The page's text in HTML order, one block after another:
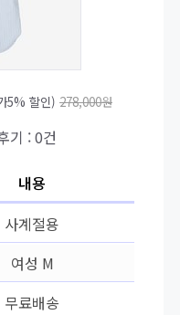
5% 할인) 278,000원
기 : 0건
내용
사계절용
여성 M
무료배송